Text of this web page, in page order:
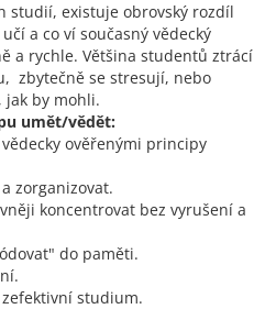
studií, existuje obrovský rozdíl
a co ví současný vědecký
a rychle. Většina studentů ztrácí
zbytečně se stresují, nebo
jak by mohli.
umět/vědět:
ověřenými principy
zorganizovat.
koncentrovat bez vyrušení a
do paměti.
studium.